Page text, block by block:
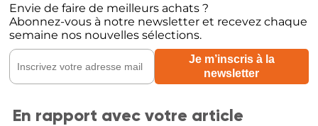
Envie de faire de meilleurs achats ?
Abonnez-vous à notre newsletter et recevez chaque
semaine nos nouvelles sélections.
En rapport avec votre article